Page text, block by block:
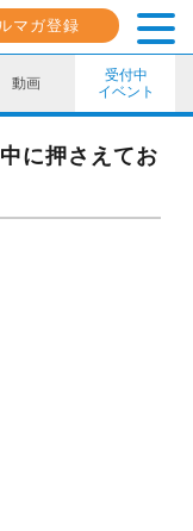
マガ登録
動画
受付中
イベント
に押さえてお